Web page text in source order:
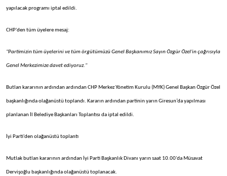
yapılacak programı iptal edildi.
CHP'den tüm üyelere mesaj:
"Partimizin tüm üyelerini ve tüm örgütümüzü Genel Başkanımız Sayın Özgür Özel'in çağrısıyla
Genel Merkezimize davet ediyoruz."
Butlan kararının ardından ardından CHP Merkez Yönetim Kurulu (MYK) Genel Başkan Özgür Özel
başkanlığında olağanüstü toplandı. Kararın ardından partinin yarın Giresun’da yapılması
planlanan İl Belediye Başkanları Toplantısı da iptal edildi.
İyi Parti'den olağanüstü toplantı
Mutlak butlan kararının ardından İyi Parti Başkanlık Divanı yarın saat 10.00'da Müsavat
Dervişoğlu başkanlığında olağanüstü toplanacak.